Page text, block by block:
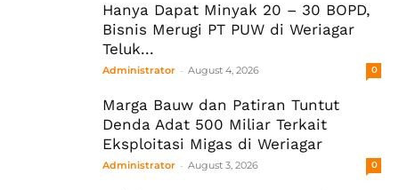
Hanya Dapat Minyak 20 – 30 BOPD,
Bisnis Merugi PT PUW di Weriagar
Teluk...
Administrator - August 4, 2026 0
Marga Bauw dan Patiran Tuntut
Denda Adat 500 Miliar Terkait
Eksploitasi Migas di Weriagar
Administrator - August 3, 2026 0